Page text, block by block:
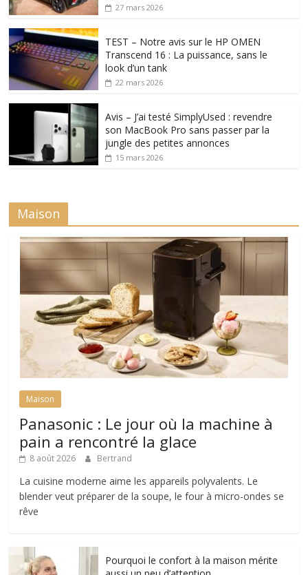
27 mars 2026
TEST – Notre avis sur le HP OMEN
Transcend 16 : La puissance, sans le
look d’un tank
22 mars 2026
Avis – J’ai testé SimplyUsed : revendre
son MacBook Pro sans passer par la
jungle des petites annonces
15 mars 2026
Maison
Maison
Panasonic : Le jour où la machine à
pain a rencontré la glace
8 août 2026 Bertrand
La cuisine moderne aime les appareils polyvalents. Le
blender veut préparer de la soupe, le four à micro-ondes se
rêve
Pourquoi le confort à la maison mérite